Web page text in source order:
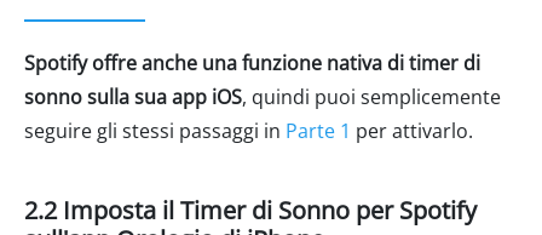
Spotify offre anche una funzione nativa di timer di
sonno sulla sua app iOS, quindi puoi semplicemente
seguire gli stessi passaggi in Parte 1 per attivarlo.
2.2 Imposta il Timer di Sonno per Spotify